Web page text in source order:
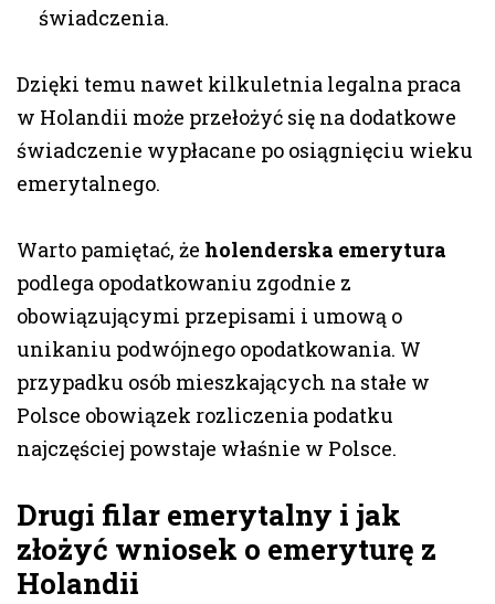
świadczenia.
Dzięki temu nawet kilkuletnia legalna praca
w Holandii może przełożyć się na dodatkowe
świadczenie wypłacane po osiągnięciu wieku
emerytalnego.
Warto pamiętać, że holenderska emerytura
podlega opodatkowaniu zgodnie z
obowiązującymi przepisami i umową o
unikaniu podwójnego opodatkowania. W
przypadku osób mieszkających na stałe w
Polsce obowiązek rozliczenia podatku
najczęściej powstaje właśnie w Polsce.
Drugi filar emerytalny i jak
złożyć wniosek o emeryturę z
Holandii